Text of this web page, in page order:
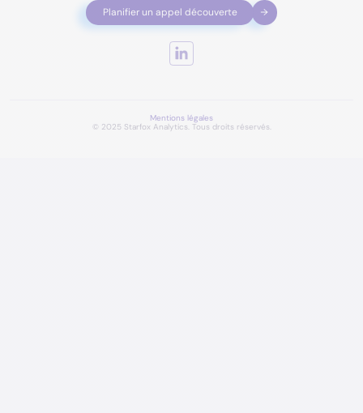
Planifier un appel découverte
© 2025 Starfox Analytics. Tous droits réservés.
Mentions légales